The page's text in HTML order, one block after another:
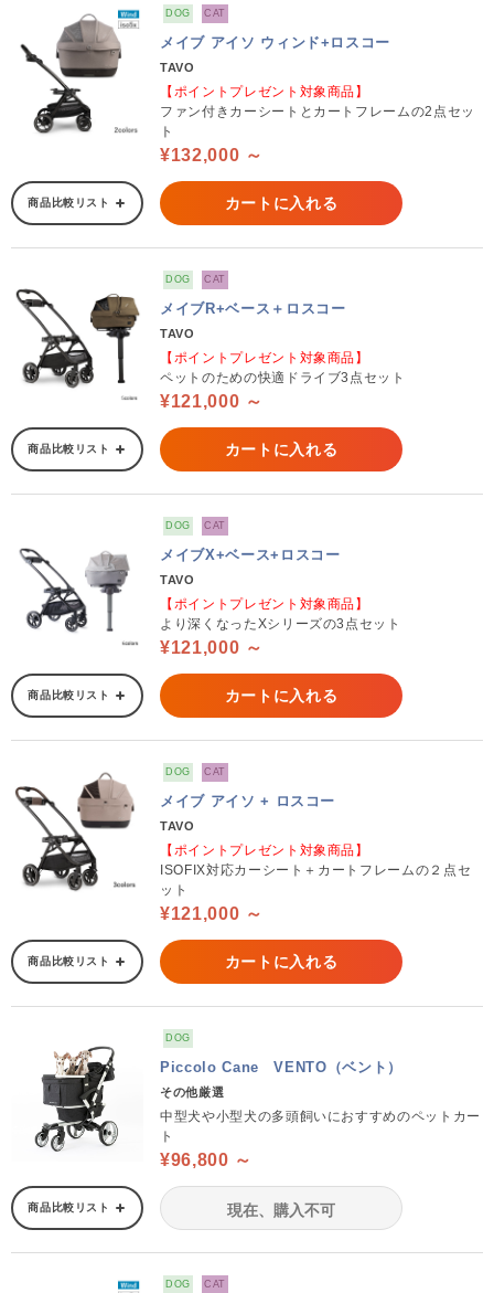
DOG CAT
メイブ アイソ ウィンド+ロスコー
TAVO
【ポイントプレゼント対象商品】
ファン付きカーシートとカートフレームの2点セッ
ト
¥132,000 ～
商品比較リスト カートに入れる
DOG CAT
メイブR+ベース＋ロスコー
TAVO
【ポイントプレゼント対象商品】
ペットのための快適ドライブ3点セット
¥121,000 ～
商品比較リスト カートに入れる
DOG CAT
メイブX+ベース+ロスコー
TAVO
【ポイントプレゼント対象商品】
より深くなったXシリーズの3点セット
¥121,000 ～
商品比較リスト カートに入れる
DOG CAT
メイブ アイソ + ロスコー
TAVO
【ポイントプレゼント対象商品】
ISOFIX対応カーシート＋カートフレームの２点セ
ット
¥121,000 ～
商品比較リスト カートに入れる
DOG
Piccolo Cane VENTO（ベント）
その他厳選
中型犬や小型犬の多頭飼いにおすすめのペットカー
ト
¥96,800 ～
商品比較リスト 現在、購入不可
DOG CAT